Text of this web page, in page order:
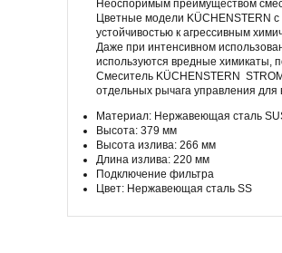
Неоспоримым преимуществом
Цветные модели KÜCHENSTERN
устойчивостью к агрессивным
Даже при интенсивном
используются вредные химикаты,
Смеситель KÜCHENSTERN
отдельных рычага управления
Материал: Нержавеющая сталь
Высота: 379 мм
Высота излива: 266 мм
Длина излива: 220 мм
Подключение фильтра
Цвет: Нержавеющая сталь SS